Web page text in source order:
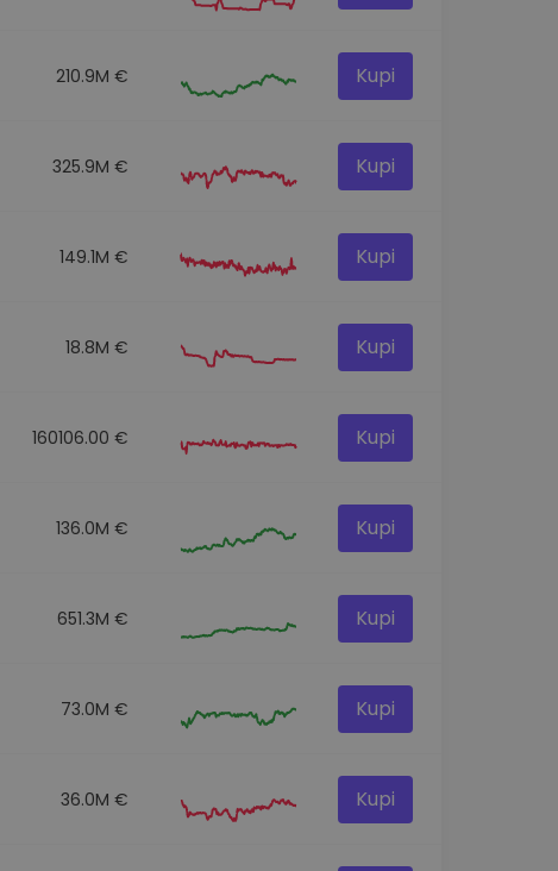
210.9M € Kupi
325.9M € Kupi
149.1M € Kupi
18.8M € Kupi
160106.00 € Kupi
136.0M € Kupi
651.3M € Kupi
73.0M € Kupi
36.0M € Kupi